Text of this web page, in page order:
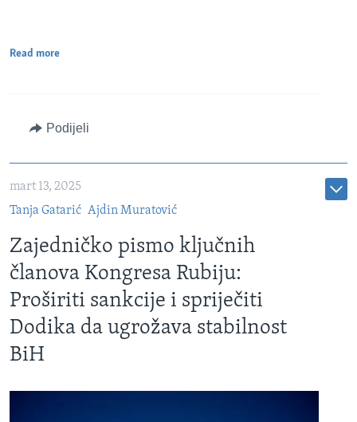
Read more
Podijeli
mart 13, 2025
Tanja Gatarić Ajdin Muratović
Zajedničko pismo ključnih
članova Kongresa Rubiju:
Proširiti sankcije i spriječiti
Dodika da ugrožava stabilnost
BiH